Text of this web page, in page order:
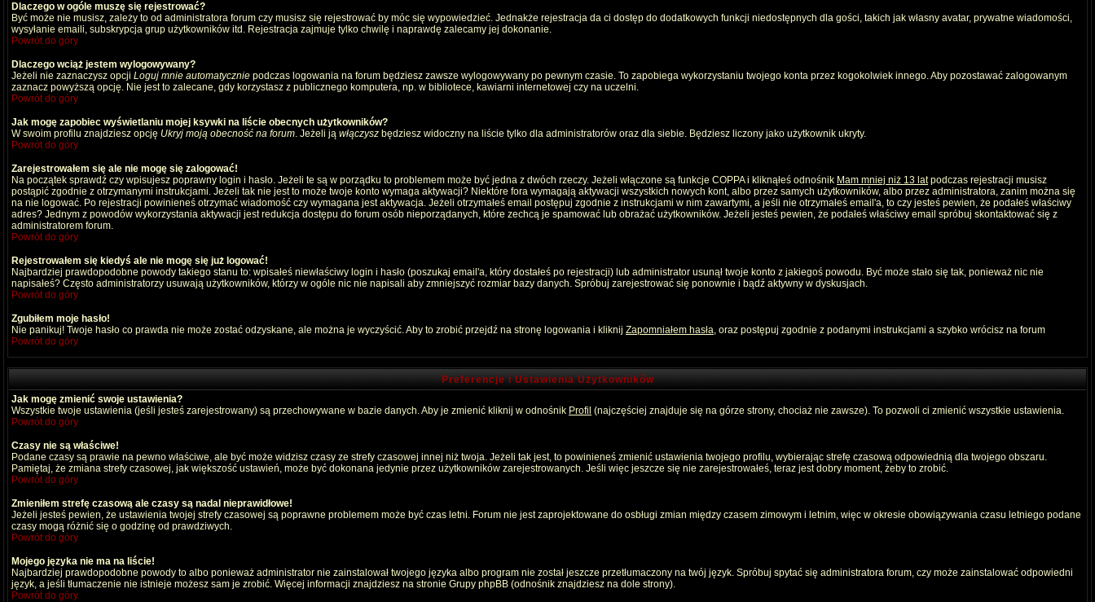
Dlaczego w ogóle muszę się rejestrować?
Być może nie musisz, zależy to od administratora forum czy musisz się rejestrować by móc się wypowiedzieć. Jednakże rejestracja da ci dostęp do dodatkowych funkcji niedostępnych dla gości, takich jak własny avatar, prywatne wiadomości,
wysyłanie emaili, subskrypcja grup użytkowników itd. Rejestracja zajmuje tylko chwilę i naprawdę zalecamy jej dokonanie.
Powrót do góry
Dlaczego wciąż jestem wylogowywany?
Jeżeli nie zaznaczysz opcji Loguj mnie automatycznie podczas logowania na forum będziesz zawsze wylogowywany po pewnym czasie. To zapobiega wykorzystaniu twojego konta przez kogokolwiek innego. Aby pozostawać zalogowanym
zaznacz powyższą opcję. Nie jest to zalecane, gdy korzystasz z publicznego komputera, np. w bibliotece, kawiarni internetowej czy na uczelni.
Powrót do góry
Jak mogę zapobiec wyświetlaniu mojej ksywki na liście obecnych użytkowników?
W swoim profilu znajdziesz opcję Ukryj moją obecność na forum. Jeżeli ją włączysz będziesz widoczny na liście tylko dla administratorów oraz dla siebie. Będziesz liczony jako użytkownik ukryty.
Powrót do góry
Zarejestrowałem się ale nie mogę się zalogować!
Na początek sprawdź czy wpisujesz poprawny login i hasło. Jeżeli te są w porządku to problemem może być jedna z dwóch rzeczy. Jeżeli włączone są funkcje COPPA i kliknąłeś odnośnik Mam mniej niż 13 latpodczas rejestracji musisz
postąpić zgodnie z otrzymanymi instrukcjami. Jeżeli tak nie jest to może twoje konto wymaga aktywacji? Niektóre fora wymagają aktywacji wszystkich nowych kont, albo przez samych użytkowników, albo przez administratora, zanim można się
na nie logować. Po rejestracji powinieneś otrzymać wiadomość czy wymagana jest aktywacja. Jeżeli otrzymałeś email postępuj zgodnie z instrukcjami w nim zawartymi, a jeśli nie otrzymałeś email'a, to czy jesteś pewien, że podałeś właściwy
adres? Jednym z powodów wykorzystania aktywacji jest redukcja dostępu do forum osób nieporządanych, które zechcą je spamować lub obrażać użytkowników. Jeżeli jesteś pewien, że podałeś właściwy email spróbuj skontaktować się z
administratorem forum.
Powrót do góry
Rejestrowałem się kiedyś ale nie mogę się już logować!
Najbardziej prawdopodobne powody takiego stanu to: wpisałeś niewłaściwy login i hasło (poszukaj email'a, który dostałeś po rejestracji) lub administrator usunął twoje konto z jakiegoś powodu. Być może stało się tak, ponieważ nic nie
napisałeś? Często administratorzy usuwają użytkowników, którzy w ogóle nic nie napisali aby zmniejszyć rozmiar bazy danych. Spróbuj zarejestrować się ponownie i bądź aktywny w dyskusjach.
Powrót do góry
Zgubiłem moje hasło!
Nie panikuj! Twoje hasło co prawda nie może zostać odzyskane, ale można je wyczyścić. Aby to zrobić przejdź na stronę logowania i kliknij Zapomniałem hasła, oraz postępuj zgodnie z podanymi instrukcjami a szybko wrócisz na forum
Powrót do góry
Preferencje i Ustawienia Użytkowników
Jak mogę zmienić swoje ustawienia?
Wszystkie twoje ustawienia (jeśli jesteś zarejestrowany) są przechowywane w bazie danych. Aby je zmienić kliknij w odnośnik Profil (najczęściej znajduje się na górze strony, chociaż nie zawsze). To pozwoli ci zmienić wszystkie ustawienia.
Powrót do góry
Czasy nie są właściwe!
Podane czasy są prawie na pewno właściwe, ale być może widzisz czasy ze strefy czasowej innej niż twoja. Jeżeli tak jest, to powinieneś zmienić ustawienia twojego profilu, wybierając strefę czasową odpowiednią dla twojego obszaru.
Pamiętaj, że zmiana strefy czasowej, jak większość ustawień, może być dokonana jedynie przez użytkowników zarejestrowanych. Jeśli więc jeszcze się nie zarejestrowałeś, teraz jest dobry moment, żeby to zrobić.
Powrót do góry
Zmieniłem strefę czasową ale czasy są nadal nieprawidłowe!
Jeżeli jesteś pewien, że ustawienia twojej strefy czasowej są poprawne problemem może być czas letni. Forum nie jest zaprojektowane do osbługi zmian między czasem zimowym i letnim, więc w okresie obowiązywania czasu letniego podane
czasy mogą różnić się o godzinę od prawdziwych.
Powrót do góry
Mojego języka nie ma na liście!
Najbardziej prawdopodobne powody to albo ponieważ administrator nie zainstalował twojego języka albo program nie został jeszcze przetłumaczony na twój język. Spróbuj spytać się administratora forum, czy może zainstalować odpowiedni
język, a jeśli tłumaczenie nie istnieje możesz sam je zrobić. Więcej informacji znajdziesz na stronie Grupy phpBB (odnośnik znajdziesz na dole strony).
Powrót do góry